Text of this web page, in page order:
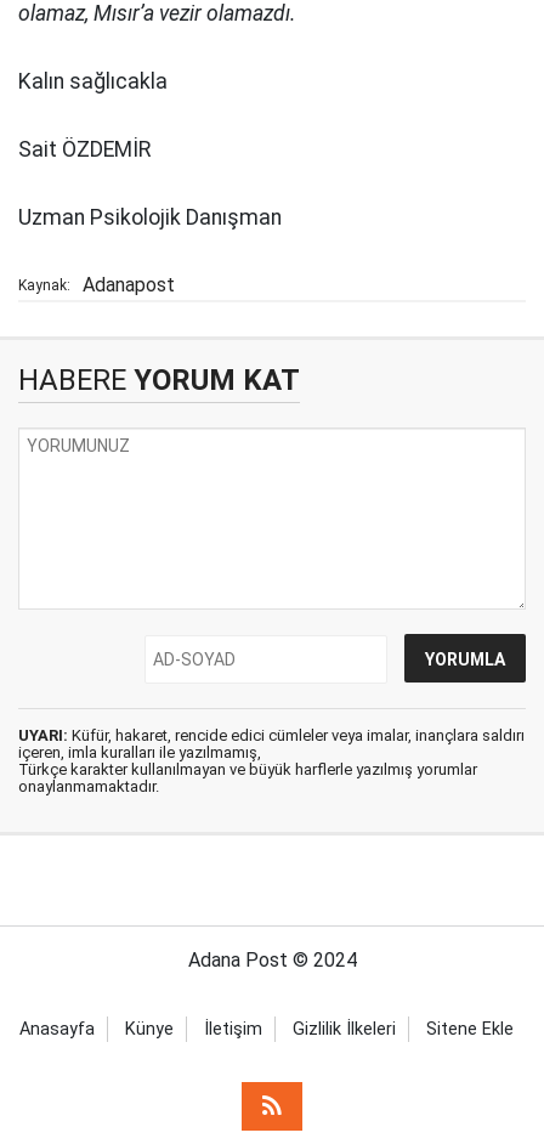
olamaz, Mısır’a vezir olamazdı.
Kalın sağlıcakla
Sait ÖZDEMİR
Uzman Psikolojik Danışman
Kaynak: Adanapost
HABERE YORUM KAT
UYARI: Küfür, hakaret, rencide edici cümleler veya imalar, inançlara saldırı
içeren, imla kuralları ile yazılmamış,
Türkçe karakter kullanılmayan ve büyük harflerle yazılmış yorumlar
onaylanmamaktadır.
Adana Post © 2024
Anasayfa Künye İletişim Gizlilik İlkeleri Sitene Ekle